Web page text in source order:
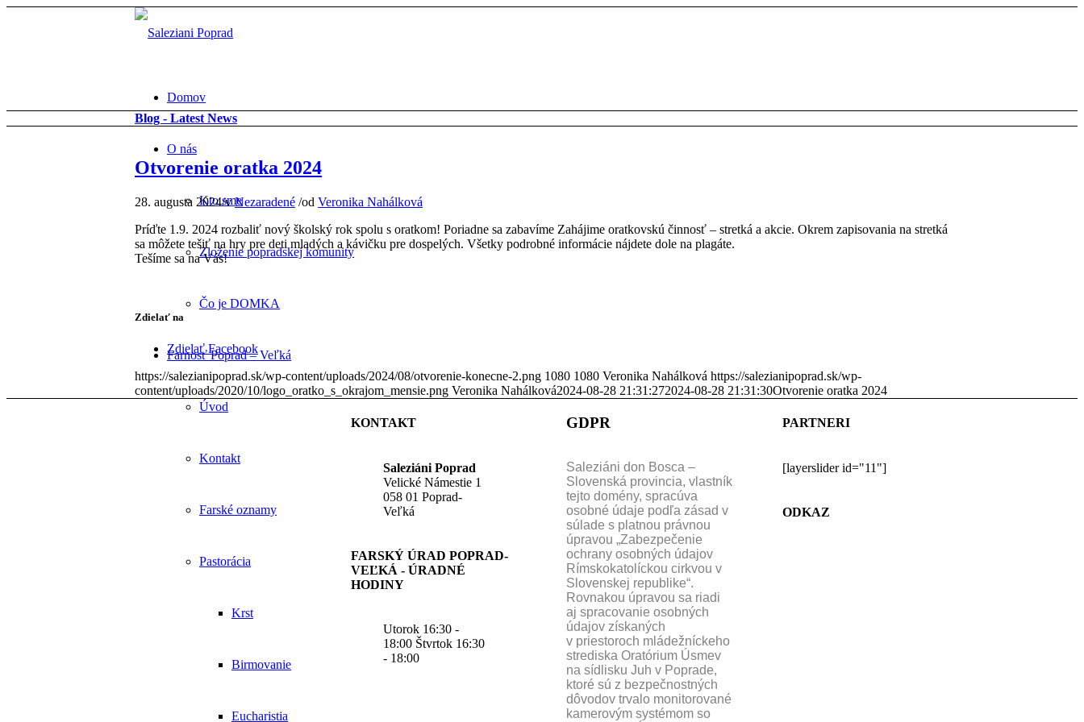
Domov
O nás
Kto sme
Zloženie popradskej komunity
Čo je DOMKA
Farnosť Poprad – Veľká
Úvod
Kontakt
Farské oznamy
Pastorácia
Krst
Birmovanie
Eucharistia
Blog - Latest News
Otvorenie oratka 2024
28. augusta 2024/vNezaradené /od Veronika Nahálková
Príďte 1.9. 2024 rozbaliť nový školský rok spolu s oratkom! Poriadne sa zabavíme Zahájime oratkovskú činnosť – stretká a akcie. Okrem zapisovania na stretká
sa môžete tešiť na hry pre deti mladých a kávičku pre dospelých. Všetky podrobné informácie nájdete dole na plagáte.
Tešíme sa na Vás!
Zdielať na
Zdielať Facebook
https://salezianipoprad.sk/wp-content/uploads/2024/08/otvorenie-konecne-2.png 1080 1080 Veronika Nahálková https://salezianipoprad.sk/wp-
content/uploads/2020/10/logo_oratko_s_okrajom_mensie.png Veronika Nahálková2024-08-28 21:31:272024-08-28 21:31:30Otvorenie oratka 2024
KONTAKT
Saleziáni Poprad
Velické Námestie 1
058 01 Poprad-
Veľká
FARSKÝ ÚRAD POPRAD-
VEĽKÁ - ÚRADNÉ
HODINY
Utorok 16:30 -
18:00 Štvrtok 16:30
- 18:00
GDPR
Saleziáni don Bosca –
Slovenská provincia, vlastník
tejto domény, spracúva
osobné údaje podľa zásad v
súlade s platnou právnou
úpravou „Zabezpečenie
ochrany osobných údajov
Rímskokatolíckou cirkvou v
Slovenskej republike“.
Rovnakou úpravou sa riadi
aj spracovanie osobných
údajov získaných
v priestoroch mládežníckeho
strediska Oratórium Úsmev
na sídlisku Juh v Poprade,
ktoré sú z bezpečnostných
dôvodov trvalo monitorované
kamerovým systémom so
PARTNERI
[layerslider id="11"]
ODKAZ